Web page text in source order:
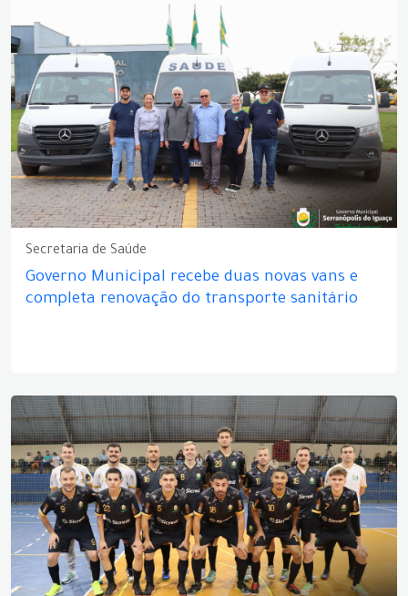
Secretaria de Saúde
Governo Municipal recebe duas novas vans e
completa renovação do transporte sanitário